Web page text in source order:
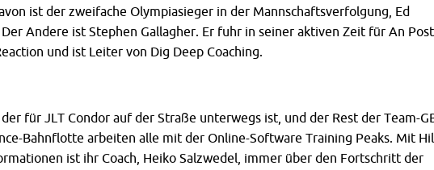
ist der zweifache Olympiasieger in der Mannschaftsverfolgung, Ed
Der Andere ist Stephen Gallagher. Er fuhr in seiner aktiven Zeit für An
und ist Leiter von Dig Deep Coaching.
der für JLT Condor auf der Straße unterwegs ist, und der Rest der Team-
Bahnflotte arbeiten alle mit der Online-Software Training Peaks. Mit
ist ihr Coach, Heiko Salzwedel, immer über den Fortschritt der